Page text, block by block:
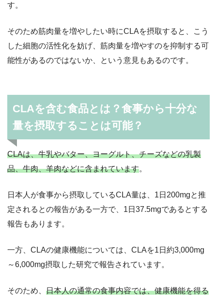
す。
そのため筋肉量を増やしたい時にCLAを摂取すると、こう
した細胞の活性化を妨げ、筋肉量を増やすのを抑制する可
能性があるのではないか、という意見もあるのです。
CLAを含む食品とは？食事から十分な
量を摂取することは可能？
CLAは、牛乳やバター、ヨーグルト、チーズなどの乳製
品、牛肉、羊肉などに含まれています。
日本人が食事から摂取しているCLA量は、1日200mgと推
定されるとの報告がある一方で、1日37.5mgであるとする
報告もあります。
一方、CLAの健康機能については、CLAを1日約3,000mg
～6,000mg摂取した研究で報告されています。
そのため、 日本人の通常の食事内容では、健康機能を得る